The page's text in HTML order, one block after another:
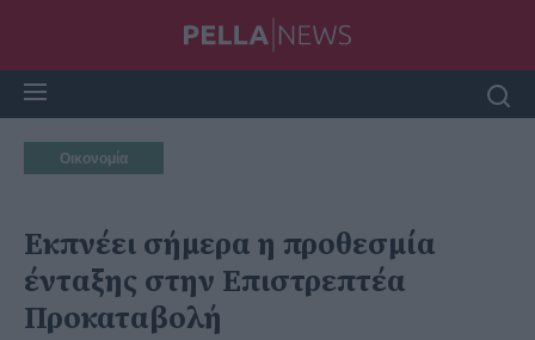
Οικονομία
Εκπνέει σήμερα η προθεσμία
ένταξης στην Επιστρεπτέα
Προκαταβολή